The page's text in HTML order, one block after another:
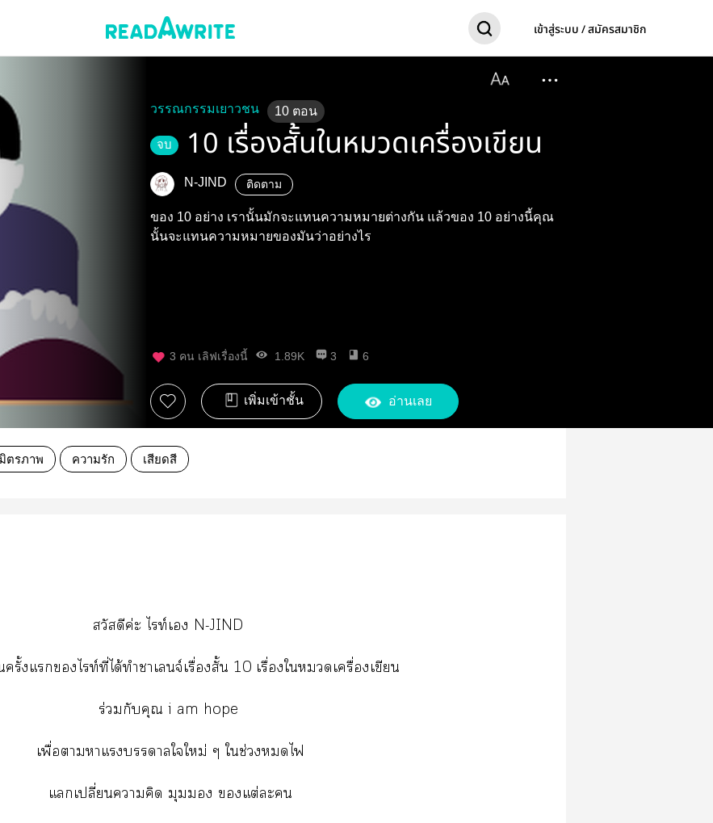
เข้าสู่ระบบ / สมัครสมาชิก
วรรณกรรมเยาวชน 10 ตอน
จบ 10 เรื่องสั้นในหมวดเครื่องเขียน
N-JIND ติดตาม
ของ 10 อย่าง เรานั้นมักจะแทนความหมายต่างกัน แล้วของ 10 อย่างนี้คุณ
นั้นจะแทนความหมายของมันว่าอย่างไร
3 คน เลิฟเรื่องนี้ 1.89K 3 6
เพิ่มเข้าชั้น อ่านเลย
มิตรภาพ ความรัก เสียดสี
สวัสดีค่ะ ไท์เ N-JIND
รั้งแไท์ที่ได้ทำาเจ์เรื่องสั้น 10 เรื่องใเครื่องเขียน
ร่วมกับคุณ i am hope
เพื่อาาแาลใใหม่ ๆ ใช่วงไ
แเปลี่ยนาคิด มุม แต่ะ